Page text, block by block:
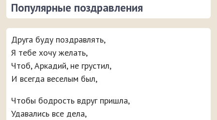
Популярные поздравления
Друга буду поздравлять,
Я тебе хочу желать,
Чтоб, Аркадий, не грустил,
И всегда веселым был,
Чтобы бодрость вдруг пришла,
Удавались все дела,